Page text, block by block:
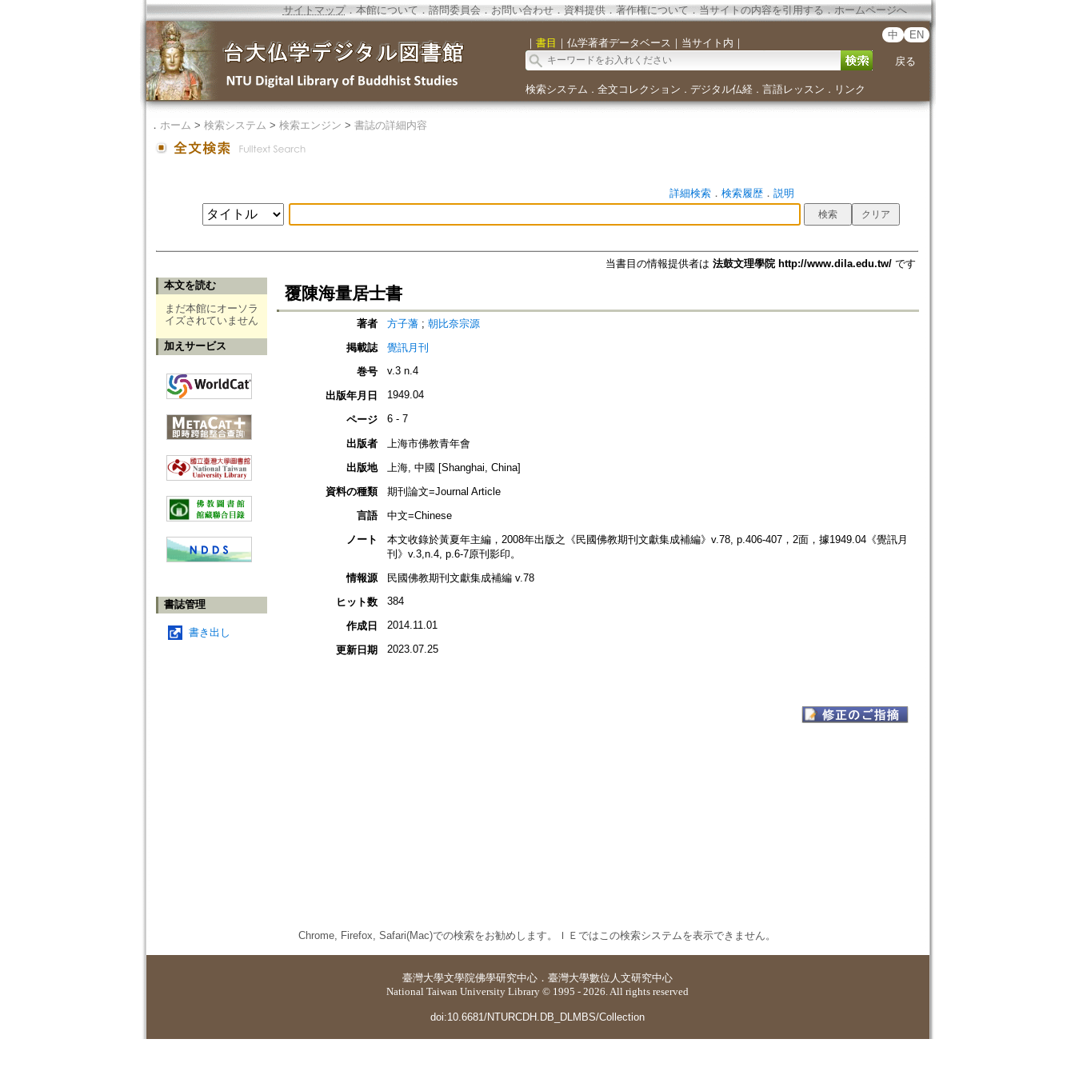
サイトマップ．本館について ． 諮問委員会． お問い合わせ． 資料提供． 著作権について．当サイトの内容を引用する ． ホームページへ
｜ 書目 ｜ 仏学著者データベース ｜ 当サイト内 ｜
中 EN
戻る
検索システム ． 全文コレクション ． デジタル仏経． 言語レッスン ． リンク
． ホーム > 検索システム > 検索エンジン > 書誌の詳細内容
詳細検索． 検索履歴． 説明
当書目の情報提供者は 法鼓文理學院 http://www.dila.edu.tw/です
本文を読む
まだ本館にオーソラ
イズされていません
加えサービス
書誌管理
書き出し
覆陳海量居士書
著者 方子藩; 朝比奈宗源
掲載誌
覺訊月刊
巻号
v.3 n.4
出版年月日 1949.04
ページ 6 - 7
出版者
上海市佛教青年會
出版地
上海, 中國 [Shanghai, China]
資料の種類
期刊論文=Journal Article
言語
中文=Chinese
ノート
本文收錄於黃夏年主編，2008年出版之《民國佛教期刊文獻集成補編》v.78, p.406-407，2面，據1949.04《覺訊月
刊》v.3,n.4, p.6-7原刊影印。
情報源
民國佛教期刊文獻集成補編 v.78
ヒット数
384
作成日 2014.11.01
更新日期 2023.07.25
Chrome, Firefox, Safari(Mac)での検索をお勧めします。ＩＥではこの検索システムを表示できません。
臺灣大學文學院佛學研究中心 ． 臺灣大學數位人文研究中心
National Taiwan University Library © 1995 - 2026. All rights reserved
doi:10.6681/NTURCDH.DB_DLMBS/Collection